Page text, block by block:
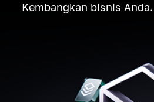
Kembangkan bisnis